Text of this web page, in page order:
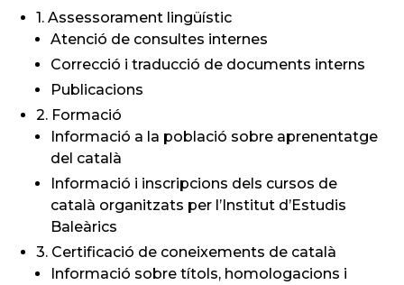
1. Assessorament lingüístic
Atenció de consultes internes
Correcció i traducció de documents interns
Publicacions
2. Formació
Informació a la població sobre aprenentatge
del català
Informació i inscripcions dels cursos de
català organitzats per l’Institut d’Estudis
Baleàrics
3. Certificació de coneixements de català
Informació sobre títols, homologacions i